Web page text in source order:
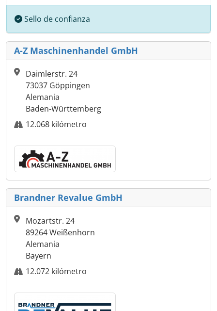
Sello de confianza
A-Z Maschinenhandel GmbH
Daimlerstr. 24
73037 Göppingen
Alemania
Baden-Württemberg
12.068 kilómetro
Brandner Revalue GmbH
Mozartstr. 24
89264 Weißenhorn
Alemania
Bayern
12.072 kilómetro